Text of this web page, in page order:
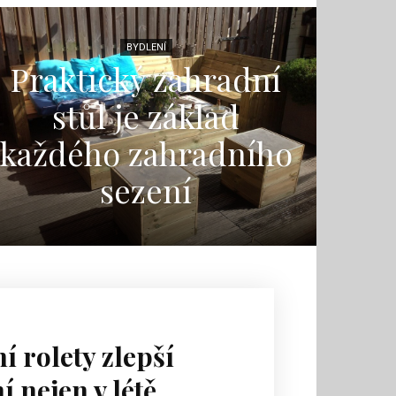
BYDLENÍ
Praktický zahradní
stůl je základ
každého zahradního
sezení
rolety zlepší